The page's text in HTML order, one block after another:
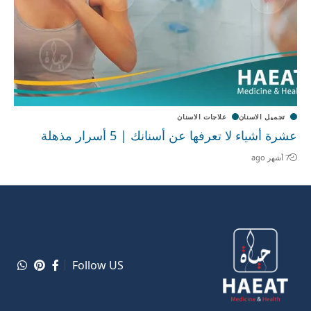
تجميل الاسنان علاجات الاسنان
عشرة أشياء لا تعرفها عن أسنانك | 5 أسرار مذهلة
7 أشهر ago
Follow US